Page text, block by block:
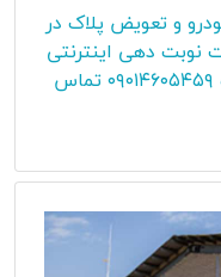
و تعویض پلاک در
دهی اینترنتی
تعویض پلاک قم محلاتی با شماره ۰۹۰۱۴۶۰۵۴۵۹ تماس